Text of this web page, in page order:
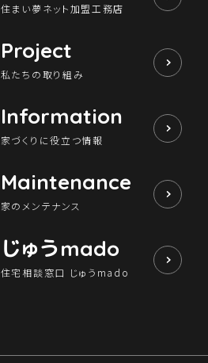
住まい夢ネット加盟工務店
Project
私たちの取り組み
Information
家づくりに役立つ情報
Maintenance
家のメンテナンス
じゅうmado
住宅相談窓口 じゅうmado